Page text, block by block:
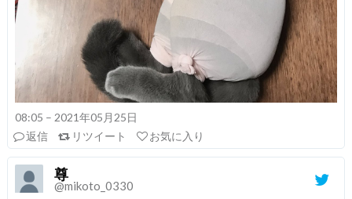
08:05 – 2021年05月25日
返信
リツイート お気に入り
尊
@mikoto_0330